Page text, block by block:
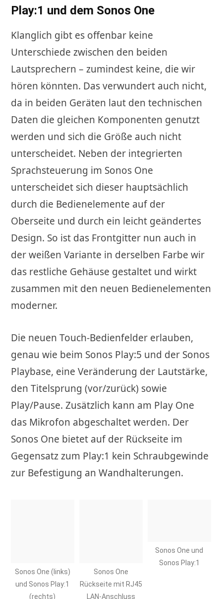
Play:1 und dem Sonos One
Klanglich gibt es offenbar keine
Unterschiede zwischen den beiden
Lautsprechern – zumindest keine, die wir
hören könnten. Das verwundert auch nicht,
da in beiden Geräten laut den technischen
Daten die gleichen Komponenten genutzt
werden und sich die Größe auch nicht
unterscheidet. Neben der integrierten
Sprachsteuerung im Sonos One
unterscheidet sich dieser hauptsächlich
durch die Bedienelemente auf der
Oberseite und durch ein leicht geändertes
Design. So ist das Frontgitter nun auch in
der weißen Variante in derselben Farbe wir
das restliche Gehäuse gestaltet und wirkt
zusammen mit den neuen Bedienelementen
moderner.
Die neuen Touch-Bedienfelder erlauben,
genau wie beim Sonos Play:5 und der Sonos
Playbase, eine Veränderung der Lautstärke,
den Titelsprung (vor/zurück) sowie
Play/Pause. Zusätzlich kann am Play One
das Mikrofon abgeschaltet werden. Der
Sonos One bietet auf der Rückseite im
Gegensatz zum Play:1 kein Schraubgewinde
zur Befestigung an Wandhalterungen.
Sonos One (links)
und Sonos Play:1
(rechts)
Sonos One
Rückseite mit RJ45
LAN-Anschluss
Sonos One und
Sonos Play:1